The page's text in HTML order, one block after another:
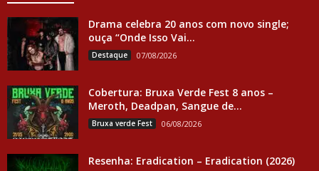
Drama celebra 20 anos com novo single;
ouça “Onde Isso Vai...
Destaque 07/08/2026
Cobertura: Bruxa Verde Fest 8 anos –
Meroth, Deadpan, Sangue de...
Bruxa verde Fest 06/08/2026
Resenha: Eradication – Eradication (2026)